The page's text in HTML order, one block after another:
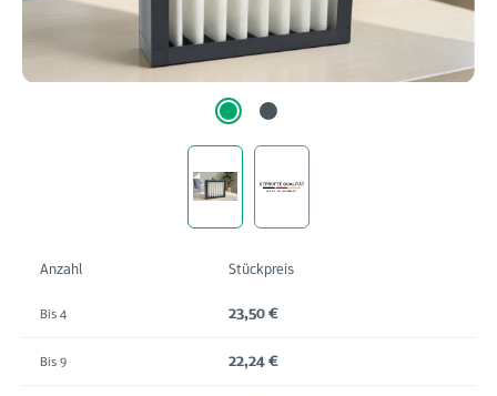
Anzahl Stückpreis
Bis4 23,50 €
Bis9 22,24 €